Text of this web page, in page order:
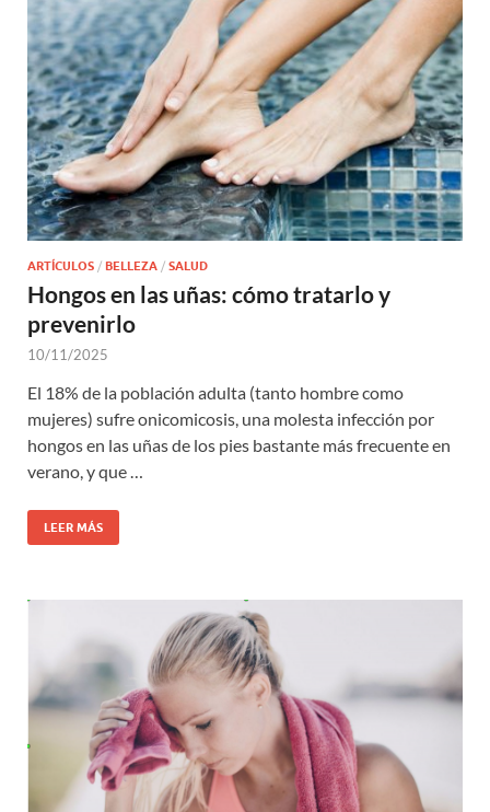
ARTÍCULOS / BELLEZA / SALUD
Hongos en las uñas: cómo tratarlo y
prevenirlo
10/11/2025
El 18% de la población adulta (tanto hombre como
mujeres) sufre onicomicosis, una molesta infección por
hongos en las uñas de los pies bastante más frecuente en
verano, y que …
LEER MÁS